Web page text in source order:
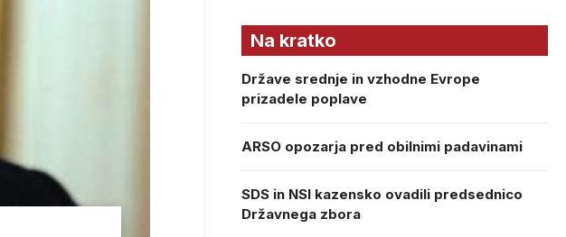
Na kratko
Države srednje in vzhodne Evrope
prizadele poplave
ARSO opozarja pred obilnimi padavinami
SDS in NSI kazensko ovadili predsednico
Državnega zbora